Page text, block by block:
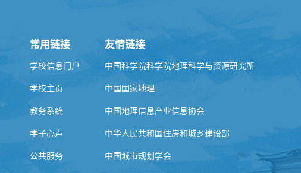
常用链接
学校信息门户
学校主页
教务系统
学子心声
公共服务
友情链接
中国科学院科学院地理科学与资源研究所
中国国家地理
中国地理信息产业信息协会
中华人民共和国住房和城乡建设部
中国城市规划学会